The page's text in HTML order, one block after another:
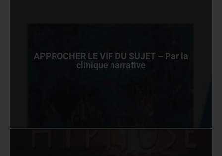
APPROCHER LE VIF DU SUJET – Par la
clinique narrative